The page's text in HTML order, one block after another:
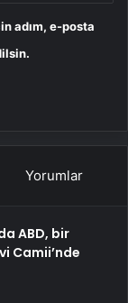
adım, e-posta
Yorumlar
ABD, bir
Camii’nde